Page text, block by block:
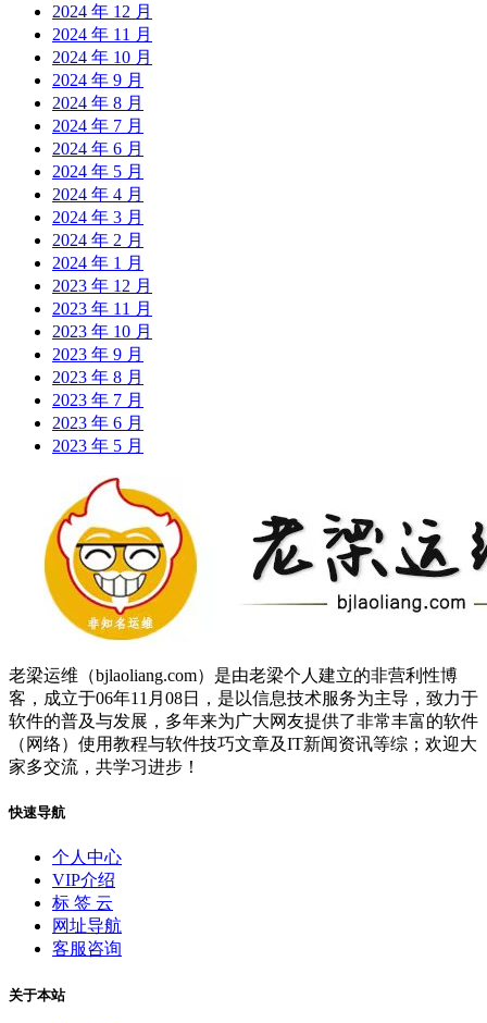
2024 年 12 月
2024 年 11 月
2024 年 10 月
2024 年 9 月
2024 年 8 月
2024 年 7 月
2024 年 6 月
2024 年 5 月
2024 年 4 月
2024 年 3 月
2024 年 2 月
2024 年 1 月
2023 年 12 月
2023 年 11 月
2023 年 10 月
2023 年 9 月
2023 年 8 月
2023 年 7 月
2023 年 6 月
2023 年 5 月
老梁运维（bjlaoliang.com）是由老梁个人建立的非营利性博
客，成立于06年11月08日，是以信息技术服务为主导，致力于
软件的普及与发展，多年来为广大网友提供了非常丰富的软件
（网络）使用教程与软件技巧文章及IT新闻资讯等综；欢迎大
家多交流，共学习进步！
快速导航
个人中心
VIP介绍
标 签 云
网址导航
客服咨询
关于本站